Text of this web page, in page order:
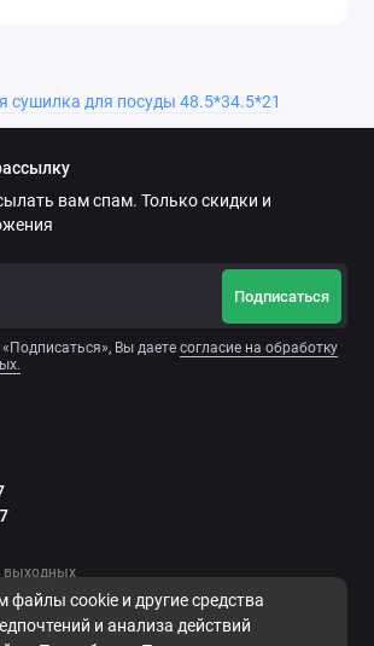
сушилка для посуды 48.5*34.5*21
файлы cookie и другие средства
и анализа действий
вам спам. Только скидки и
Подписаться
Вы даете согласие на обработку
выходных